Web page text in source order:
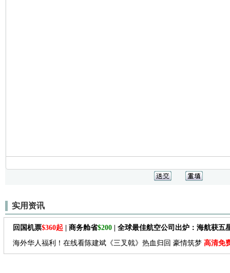
实用资讯
回国机票$360起 | 商务舱省$200 | 全球最佳航空公司出炉：海航获五
海外华人福利！在线看陈建斌《三叉戟》热血归回 豪情筑梦 高清免